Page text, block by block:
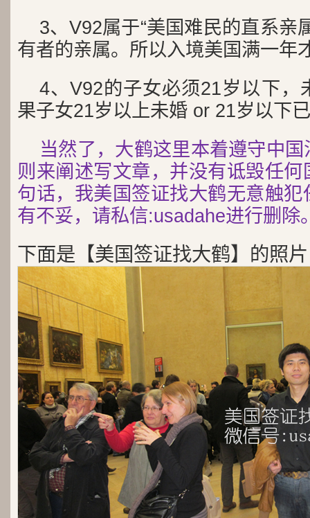
3、V92属于“美国难民的直系亲
有者的亲属。所以入境美国满一年
4、V92的子女必须21岁以下，
果子女21岁以上未婚 or 21岁以下
当然了，大鹤这里本着遵守中
则来阐述写文章，并没有诋毁任
句话，我美国签证找大鹤无意触
有不妥，请私信:usadahe进行删除
下面是【美国签证找大鹤】的照片